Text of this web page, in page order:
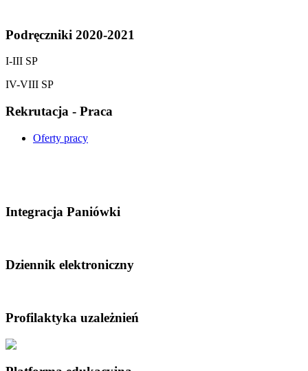
Podręczniki 2020-2021
I-III SP
IV-VIII SP
Rekrutacja - Praca
Oferty pracy
Integracja Paniówki
Dziennik elektroniczny
Profilaktyka uzależnień